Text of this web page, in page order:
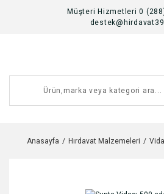
Müşteri Hizmetleri 0
Anasayfa Hırdavat Malzemeleri